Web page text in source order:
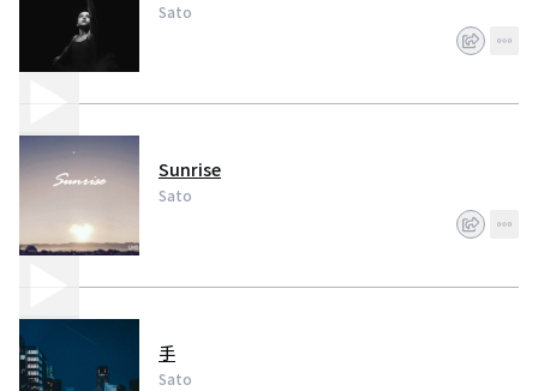
Sato
Sunrise
Sato
手
Sato